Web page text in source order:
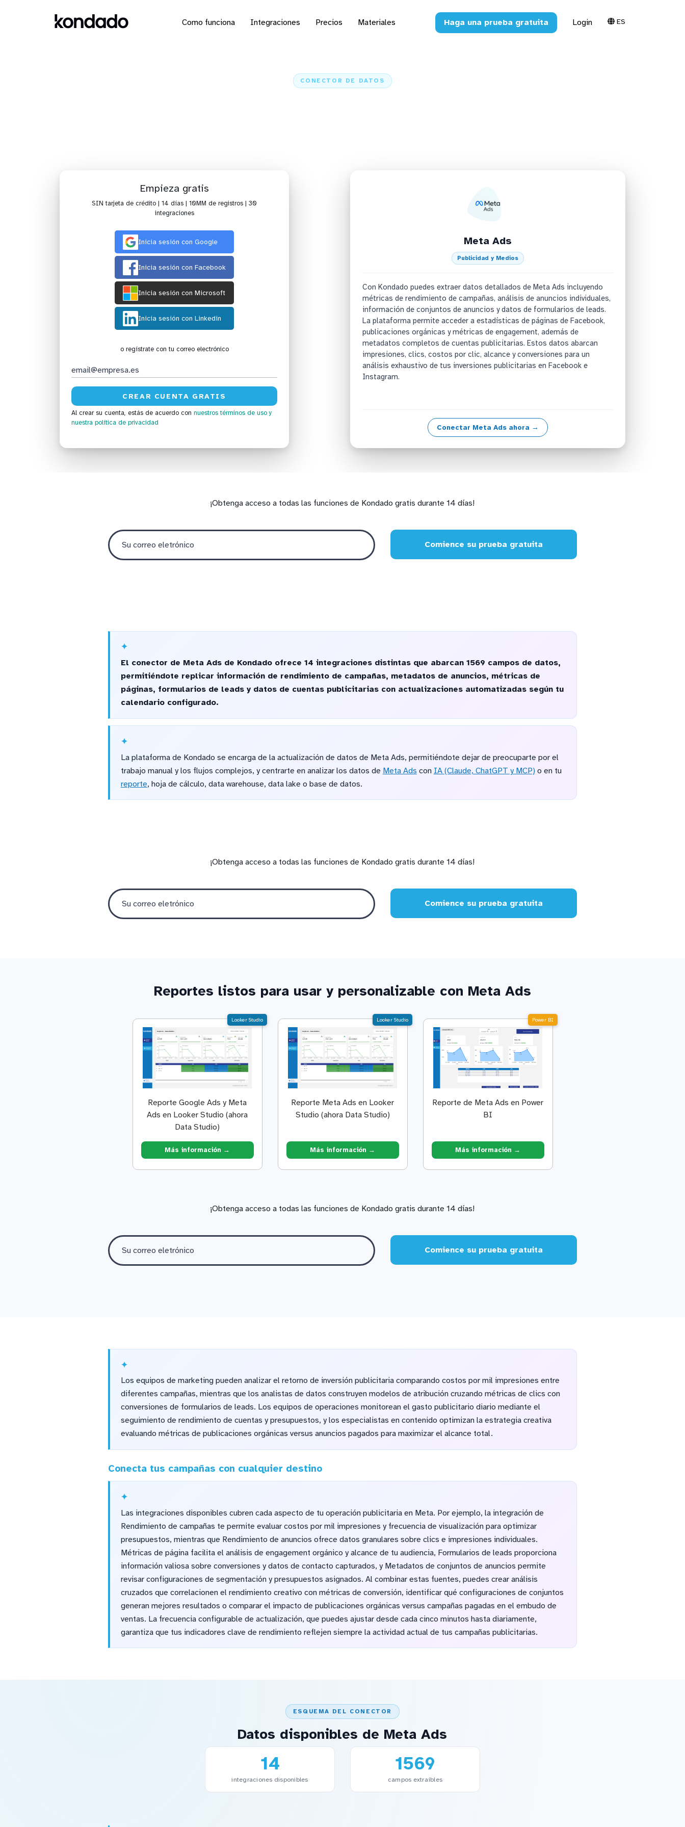
Como funciona Integraciones Precios Materiales Haga una prueba gratuita Login ES
CONECTOR DE DATOS
Empieza gratis
SIN tarjeta de crédito | 14 días | 10MM de registros | 30
integraciones
Inicia sesión con Google
Inicia sesión con Facebook
Inicia sesión con Microsoft
Inicia sesión con Linkedin
o regístrate con tu correo electrónico
Al crear su cuenta, estás de acuerdo con nuestros términos de uso y
nuestra política de privacidad
Meta Ads
Publicidad y Medios
Con Kondado puedes extraer datos detallados de Meta Ads incluyendo
métricas de rendimiento de campañas, análisis de anuncios individuales,
información de conjuntos de anuncios y datos de formularios de leads.
La plataforma permite acceder a estadísticas de páginas de Facebook,
publicaciones orgánicas y métricas de engagement, además de
metadatos completos de cuentas publicitarias. Estos datos abarcan
impresiones, clics, costos por clic, alcance y conversiones para un
análisis exhaustivo de tus inversiones publicitarias en Facebook e
Instagram.
Conectar Meta Ads ahora →
¡Obtenga acceso a todas las funciones de Kondado gratis durante 14 días!
Comience su prueba gratuita
El conector de Meta Ads de Kondado ofrece 14 integraciones distintas que abarcan 1569 campos de datos,
permitiéndote replicar información de rendimiento de campañas, metadatos de anuncios, métricas de
páginas, formularios de leads y datos de cuentas publicitarias con actualizaciones automatizadas según tu
calendario configurado.
La plataforma de Kondado se encarga de la actualización de datos de Meta Ads, permitiéndote dejar de preocuparte por el
trabajo manual y los flujos complejos, y centrarte en analizar los datos de Meta Ads con IA (Claude, ChatGPT y MCP)o en tu
reporte, hoja de cálculo, data warehouse, data lake o base de datos.
¡Obtenga acceso a todas las funciones de Kondado gratis durante 14 días!
Comience su prueba gratuita
Reportes listos para usar y personalizable con Meta Ads
Looker Studio
Reporte Google Ads y Meta
Ads en Looker Studio (ahora
Data Studio)
Más información →
Looker Studio
Reporte Meta Ads en Looker
Studio (ahora Data Studio)
Más información →
Power BI
Reporte de Meta Ads en Power
BI
Más información →
¡Obtenga acceso a todas las funciones de Kondado gratis durante 14 días!
Comience su prueba gratuita
Los equipos de marketing pueden analizar el retorno de inversión publicitaria comparando costos por mil impresiones entre
diferentes campañas, mientras que los analistas de datos construyen modelos de atribución cruzando métricas de clics con
conversiones de formularios de leads. Los equipos de operaciones monitorean el gasto publicitario diario mediante el
seguimiento de rendimiento de cuentas y presupuestos, y los especialistas en contenido optimizan la estrategia creativa
evaluando métricas de publicaciones orgánicas versus anuncios pagados para maximizar el alcance total.
Conecta tus campañas con cualquier destino
Las integraciones disponibles cubren cada aspecto de tu operación publicitaria en Meta. Por ejemplo, la integración de
Rendimiento de campañas te permite evaluar costos por mil impresiones y frecuencia de visualización para optimizar
presupuestos, mientras que Rendimiento de anuncios ofrece datos granulares sobre clics e impresiones individuales.
Métricas de página facilita el análisis de engagement orgánico y alcance de tu audiencia, Formularios de leads proporciona
información valiosa sobre conversiones y datos de contacto capturados, y Metadatos de conjuntos de anuncios permite
revisar configuraciones de segmentación y presupuestos asignados. Al combinar estas fuentes, puedes crear análisis
cruzados que correlacionen el rendimiento creativo con métricas de conversión, identificar qué configuraciones de conjuntos
generan mejores resultados o comparar el impacto de publicaciones orgánicas versus campañas pagadas en el embudo de
ventas. La frecuencia configurable de actualización, que puedes ajustar desde cada cinco minutos hasta diariamente,
garantiza que tus indicadores clave de rendimiento reflejen siempre la actividad actual de tus campañas publicitarias.
ESQUEMA DEL CONECTOR
Datos disponibles de Meta Ads
14
integraciones disponibles
1569
campos extraíbles